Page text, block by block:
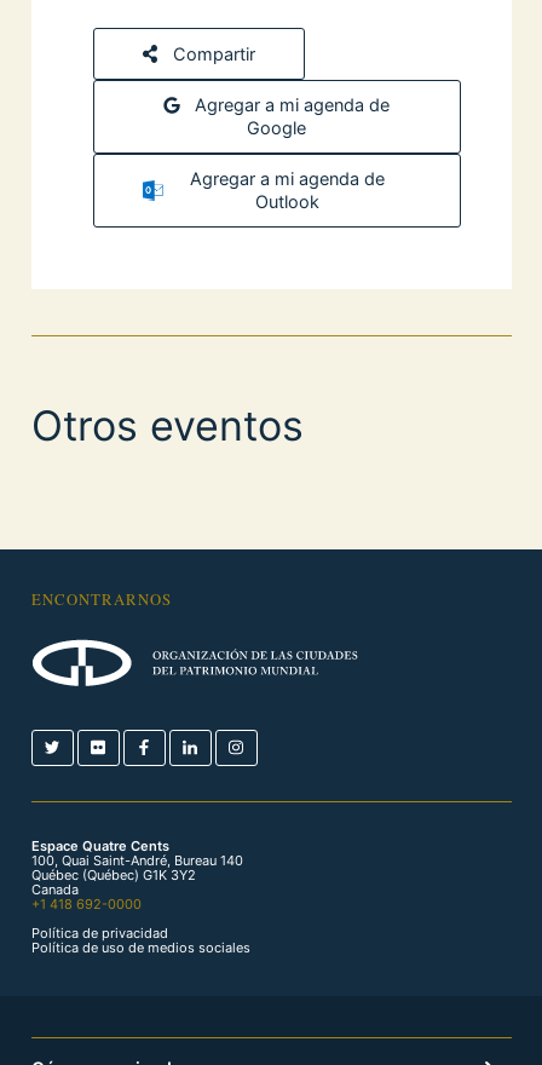
Compartir
Agregar a mi agenda de
Google
Agregar a mi agenda de
Outlook
Otros eventos
ENCONTRARNOS
Espace Quatre Cents
100, Quai Saint-André, Bureau 140
Québec (Québec) G1K 3Y2
Canada
+1 418 692-0000
Política de privacidad
Política de uso de medios sociales